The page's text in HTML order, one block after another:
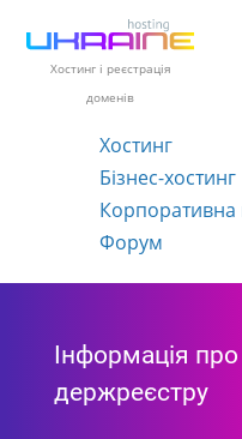
Хостинг і реєстрація
доменів
Хостинг
Бізнес-хостинг
Форум
Інформація
держреєстру